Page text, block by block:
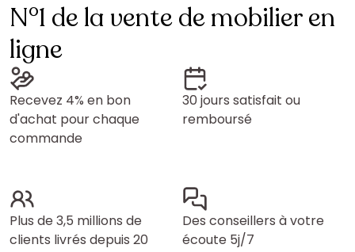
N°1 de la vente de mobilier en
ligne
Recevez 4% en bon
d'achat pour chaque
commande
30 jours satisfait ou
remboursé
Plus de 3,5 millions de
clients livrés depuis 20
Des conseillers à votre
écoute 5j/7